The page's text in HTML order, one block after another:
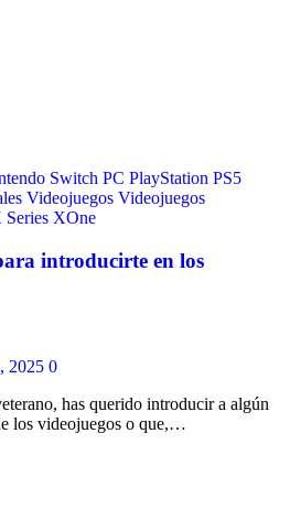
Switch PC PlayStation PS5
Videojuegos Videojuegos
XOne
introducirte en los
2025 0
has querido introducir a algún
los videojuegos o que,…